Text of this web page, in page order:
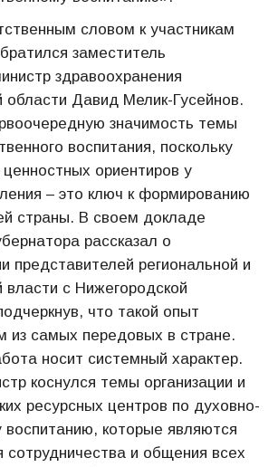
словом к участникам
заместитель
здравоохранения
области Давид Мелик-Гусейнов.
значимость темы
воспитания, поскольку
ориентиров у
– это ключ к формированию
страны. В своем докладе
рассказал о
представителей региональной и
власти с Нижегородской
что такой опыт
из самых передовых в стране.
носит системный характер.
коснулся темы организации и
ресурсных центров по духовно-
воспитанию, которые являются
и общения всех